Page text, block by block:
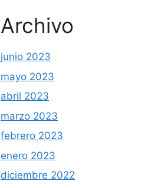
Archivo
junio 2023
mayo 2023
abril 2023
marzo 2023
febrero 2023
enero 2023
diciembre 2022